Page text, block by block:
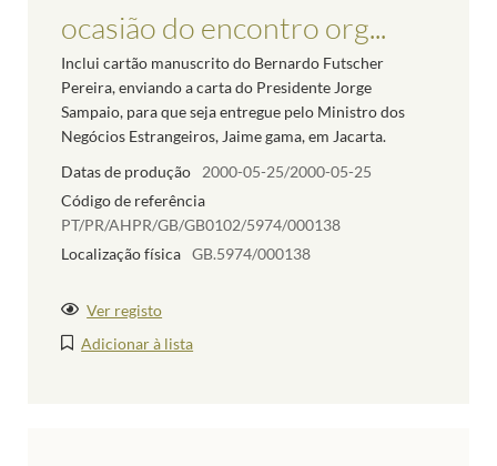
ocasião do encontro org...
Inclui cartão manuscrito do Bernardo Futscher
Pereira, enviando a carta do Presidente Jorge
Sampaio, para que seja entregue pelo Ministro dos
Negócios Estrangeiros, Jaime gama, em Jacarta.
Datas de produção
2000-05-25/2000-05-25
Código de referência
PT/PR/AHPR/GB/GB0102/5974/000138
Localização física GB.5974/000138
Ver registo
Adicionar à lista